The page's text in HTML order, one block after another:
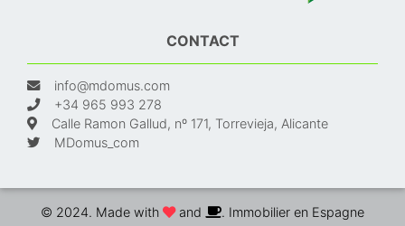
CONTACT
info@mdomus.com
+34 965 993 278
Calle Ramon Gallud, nº 171, Torrevieja, Alicante
MDomus_com
© 2024. Made with and . Immobilier en Espagne